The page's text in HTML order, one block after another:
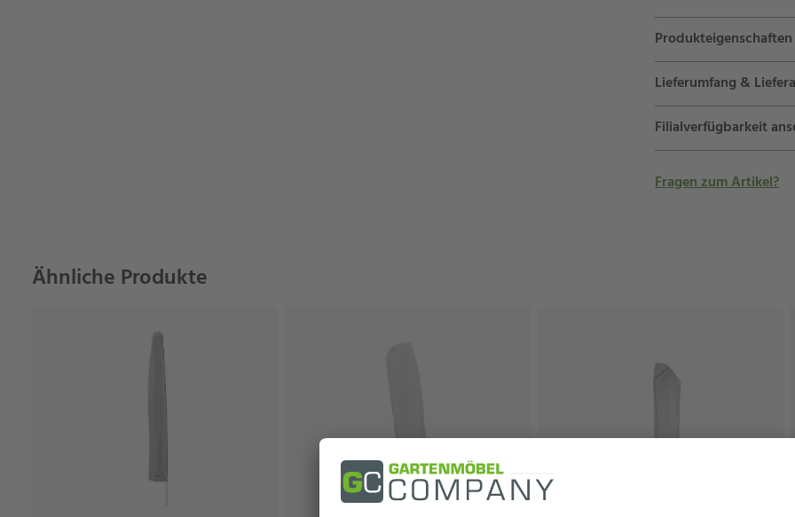
Produkteigenschaften
Lieferumfang &
Filialverfügbarkeit
Fragen zum Artikel?
Ähnliche Produkte